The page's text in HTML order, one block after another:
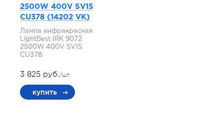
2500W 400V SV15
СU378 (14202 VK)
Лампа инфракрасная
LightBest IRK 9072
2500W 400V SV15
СU378
3 825 руб./шт.
купить